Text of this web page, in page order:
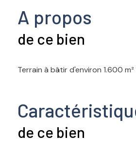
A propos
de ce bien
Terrain à bâtir d'environ 1.600
de ce bien